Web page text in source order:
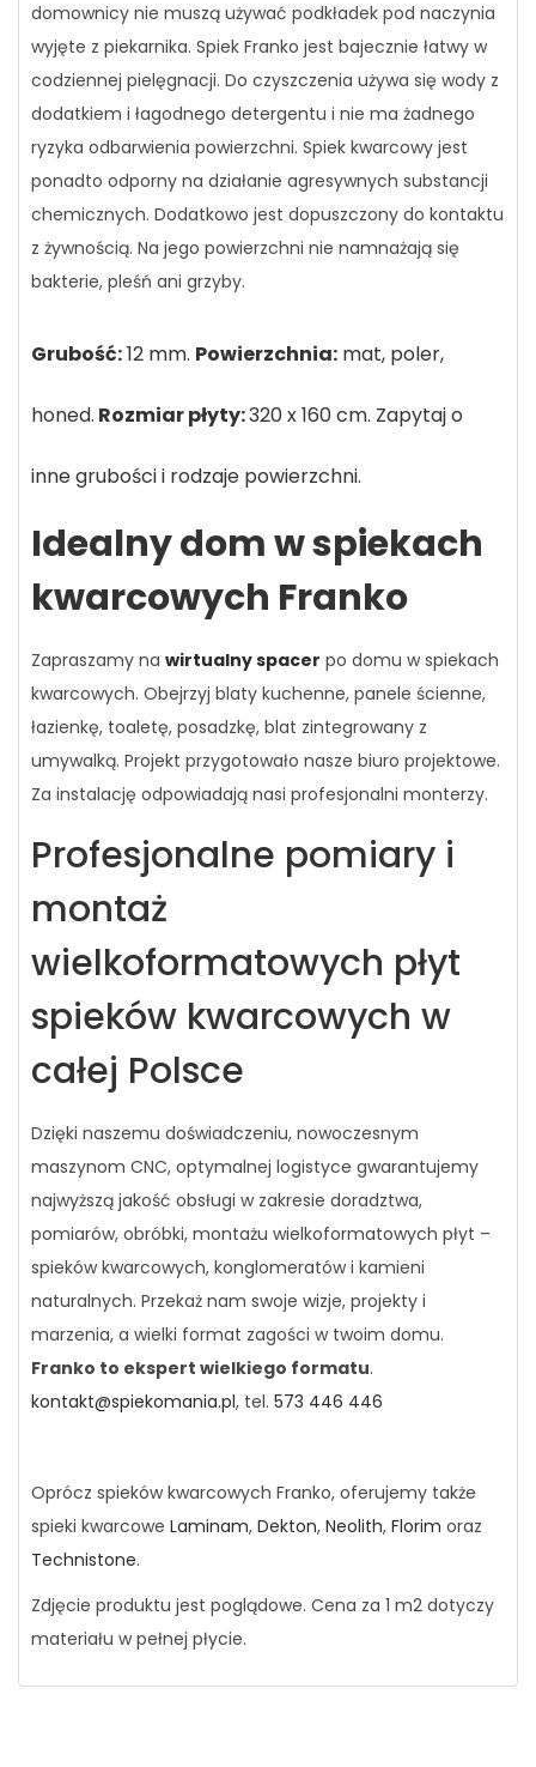
domownicy nie muszą używać podkładek pod naczynia
wyjęte z piekarnika. Spiek Franko jest bajecznie łatwy w
codziennej pielęgnacji. Do czyszczenia używa się wody z
dodatkiem i łagodnego detergentu i nie ma żadnego
ryzyka odbarwienia powierzchni. Spiek kwarcowy jest
ponadto odporny na działanie agresywnych substancji
chemicznych. Dodatkowo jest dopuszczony do kontaktu
z żywnością. Na jego powierzchni nie namnażają się
bakterie, pleśń ani grzyby.
Grubość:12 mm. Powierzchnia: mat, poler,
honed. Rozmiar płyty:320 x 160 cm. Zapytaj o
inne grubości i rodzaje powierzchni.
Idealny dom w spiekach
kwarcowych Franko
Zapraszamy na wirtualny spacer po domu w spiekach
kwarcowych. Obejrzyj blaty kuchenne, panele ścienne,
łazienkę, toaletę, posadzkę, blat zintegrowany z
umywalką. Projekt przygotowało nasze biuro projektowe.
Za instalację odpowiadają nasi profesjonalni monterzy.
Profesjonalne pomiary i
montaż
wielkoformatowych płyt
spieków kwarcowych w
całej Polsce
Dzięki naszemu doświadczeniu, nowoczesnym
maszynom CNC, optymalnej logistyce gwarantujemy
najwyższą jakość obsługi w zakresie doradztwa,
pomiarów, obróbki, montażu wielkoformatowych płyt –
spieków kwarcowych, konglomeratów i kamieni
naturalnych. Przekaż nam swoje wizje, projekty i
marzenia, a wielki format zagości w twoim domu.
Franko to ekspert wielkiego formatu.
kontakt@spiekomania.pl, tel. 573 446 446
Oprócz spieków kwarcowych Franko, oferujemy także
spieki kwarcowe Laminam, Dekton, Neolith, Florim oraz
Technistone.
Zdjęcie produktu jest poglądowe. Cena za 1 m2 dotyczy
materiału w pełnej płycie.